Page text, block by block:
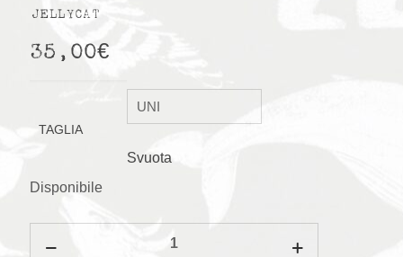
JELLYCAT
35,00€
TAGLIA
Svuota
Disponibile
Lamb